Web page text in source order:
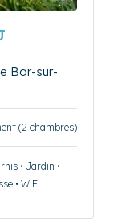
Bar-sur-
(2 chambres)
• Jardin •
• WiFi